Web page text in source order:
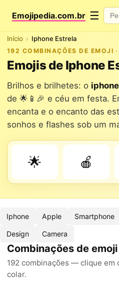
Emojipedia.com.br ☰
Início Iphone Estrela
192 COMBINAÇÕES DE EMOJI
Emojis de Iphone
Brilhos e brilhetes: o
de 🌟📱🎉 e céu em festa.
encanta e o encanto das
sonhos e flashes sob um
🌟 🍎
Iphone Apple Smartphone
Design Camera
Combinações de
192 combinações — clique em
colar.